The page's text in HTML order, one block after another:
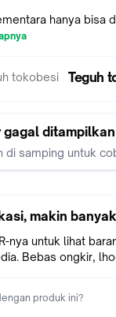
hanya bisa
ef 100cm 4m
ef 100cm 5m
teguh-
Teguh
gagal ditampilkan
di samping untuk
makin
nya untuk lihat
Bebas ongkir,
produk ini?